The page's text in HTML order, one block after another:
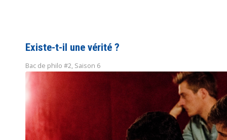
Existe-t-il une vérité ?
Bac de philo #2, Saison 6